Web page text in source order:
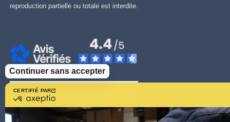
CERTIFIÉ PAR
Continuer sans accepter
reproduction partielle ou totale est interdite.